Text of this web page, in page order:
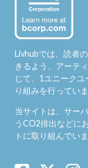
Livhubでは、読者
きるよう、アーテ
じて、1ユニーク
り組みを行っていま
当サイトは、サー
うCO2排出などに
トに取り組んでい